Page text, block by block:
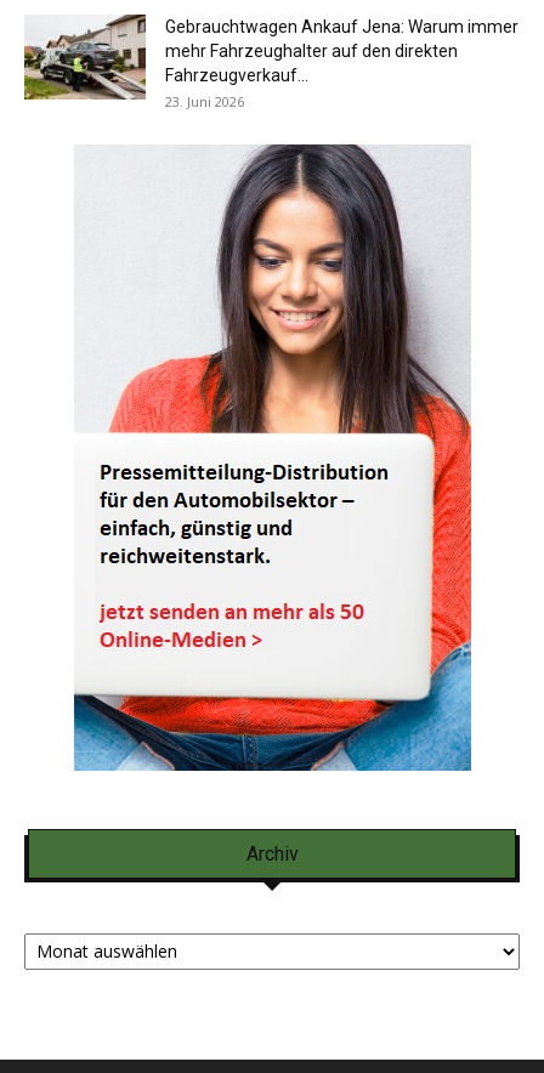
Gebrauchtwagen Ankauf Jena: Warum immer
mehr Fahrzeughalter auf den direkten
Fahrzeugverkauf...
23. Juni 2026
Archiv
Archiv